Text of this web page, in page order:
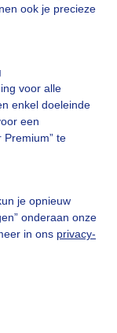
ook je precieze
voor alle
enkel doeleinde
een
te
je opnieuw
onderaan onze
in ons privacy-